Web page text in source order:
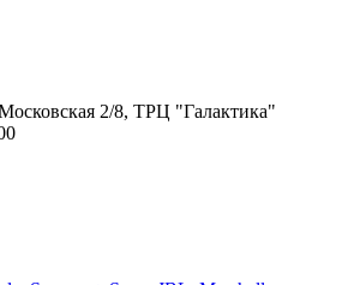
2/8, ТРЦ "Галактика"